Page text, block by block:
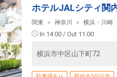
ホテルJALシティ関
関東 神奈川 横浜・川崎
In 14:00 / Out 11:00
横浜市中区山下町72